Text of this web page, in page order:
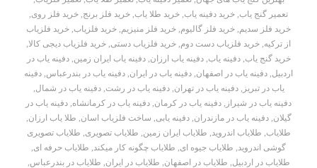
تعمیر گنج یاب, خرید دفینه یاب, خرید طلا یاب, خرید فلز برنج, خرید فلز روی,
خرید فلز سدیم, خرید فلز گالیوم, خرید فلز منیزیم, خرید فلزیاب, خرید فلزیاب
از ترکیه, خرید فلزیاب دست دوم, خرید فلزیاب دستی, خرید فلزیاب دیجی کالا,
خرید گنج یاب,دفینه یاب,دفینه یاب ارزان,دفینه یاب ایران زمین,دفینه یاب در
اردبیل, دفینه یاب در اصفهان, دفینه یاب در ایران, دفینه یاب در بندرعباس, دفینه
یاب در تبریز ,دفینه یاب در تهران,دفینه یاب در رشت,دفینه یاب در شمال,
دفینه یاب در شیراز , دفینه یاب در کرمان, دفینه یاب در کرمانشاه, دفینه یاب در
گیلان,دفینه یاب در مازندران,دفینه یابی, ساخت فلزیاب اسان, طلا یاب ارزان,
طلایاب, طلایاب اندروید, طلایاب ایران زمین, طلایاب تصویری, طلایاب تصویری
گوشی اندروید, طلایاب جیوه ای, طلایاب چگونه کار میکند, طلایاب حرفه ای,
طلایاب در اردبیل, طلایاب در اصفهان, طلایاب در ایران, طلایاب در بندرعباس,